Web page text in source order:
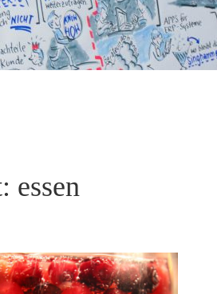
essen